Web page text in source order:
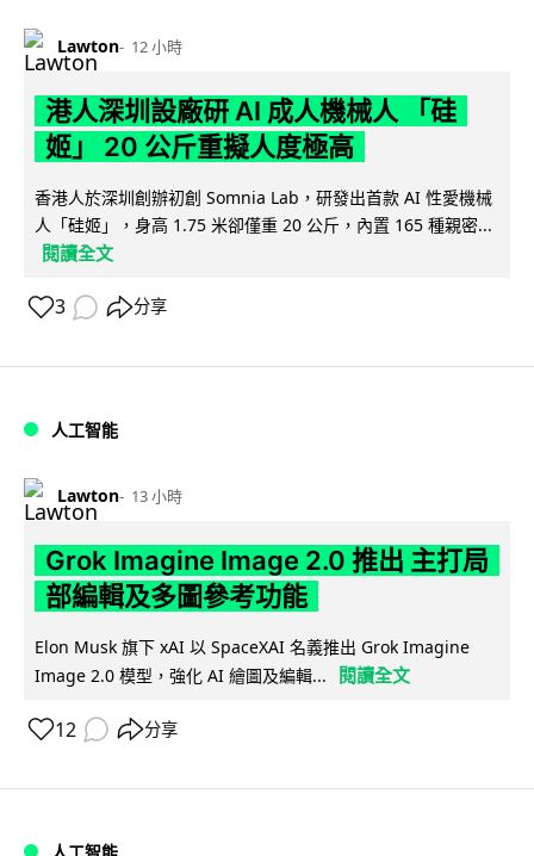
Lawton 12 小時
港人深圳設廠研 AI 成人機械人 「硅
姬」 20 公斤重擬人度極高
香港人於深圳創辦初創 Somnia Lab，研發出首款 AI 性愛機械
人「硅姬」，身高 1.75 米卻僅重 20 公斤，內置 165 種親密...
閱讀全文
3 分享
人工智能
Lawton 13 小時
Grok Imagine Image 2.0 推出 主打局
部編輯及多圖參考功能
Elon Musk 旗下 xAI 以 SpaceXAI 名義推出 Grok Imagine
Image 2.0 模型，強化 AI 繪圖及編輯...
閱讀全文
12 分享